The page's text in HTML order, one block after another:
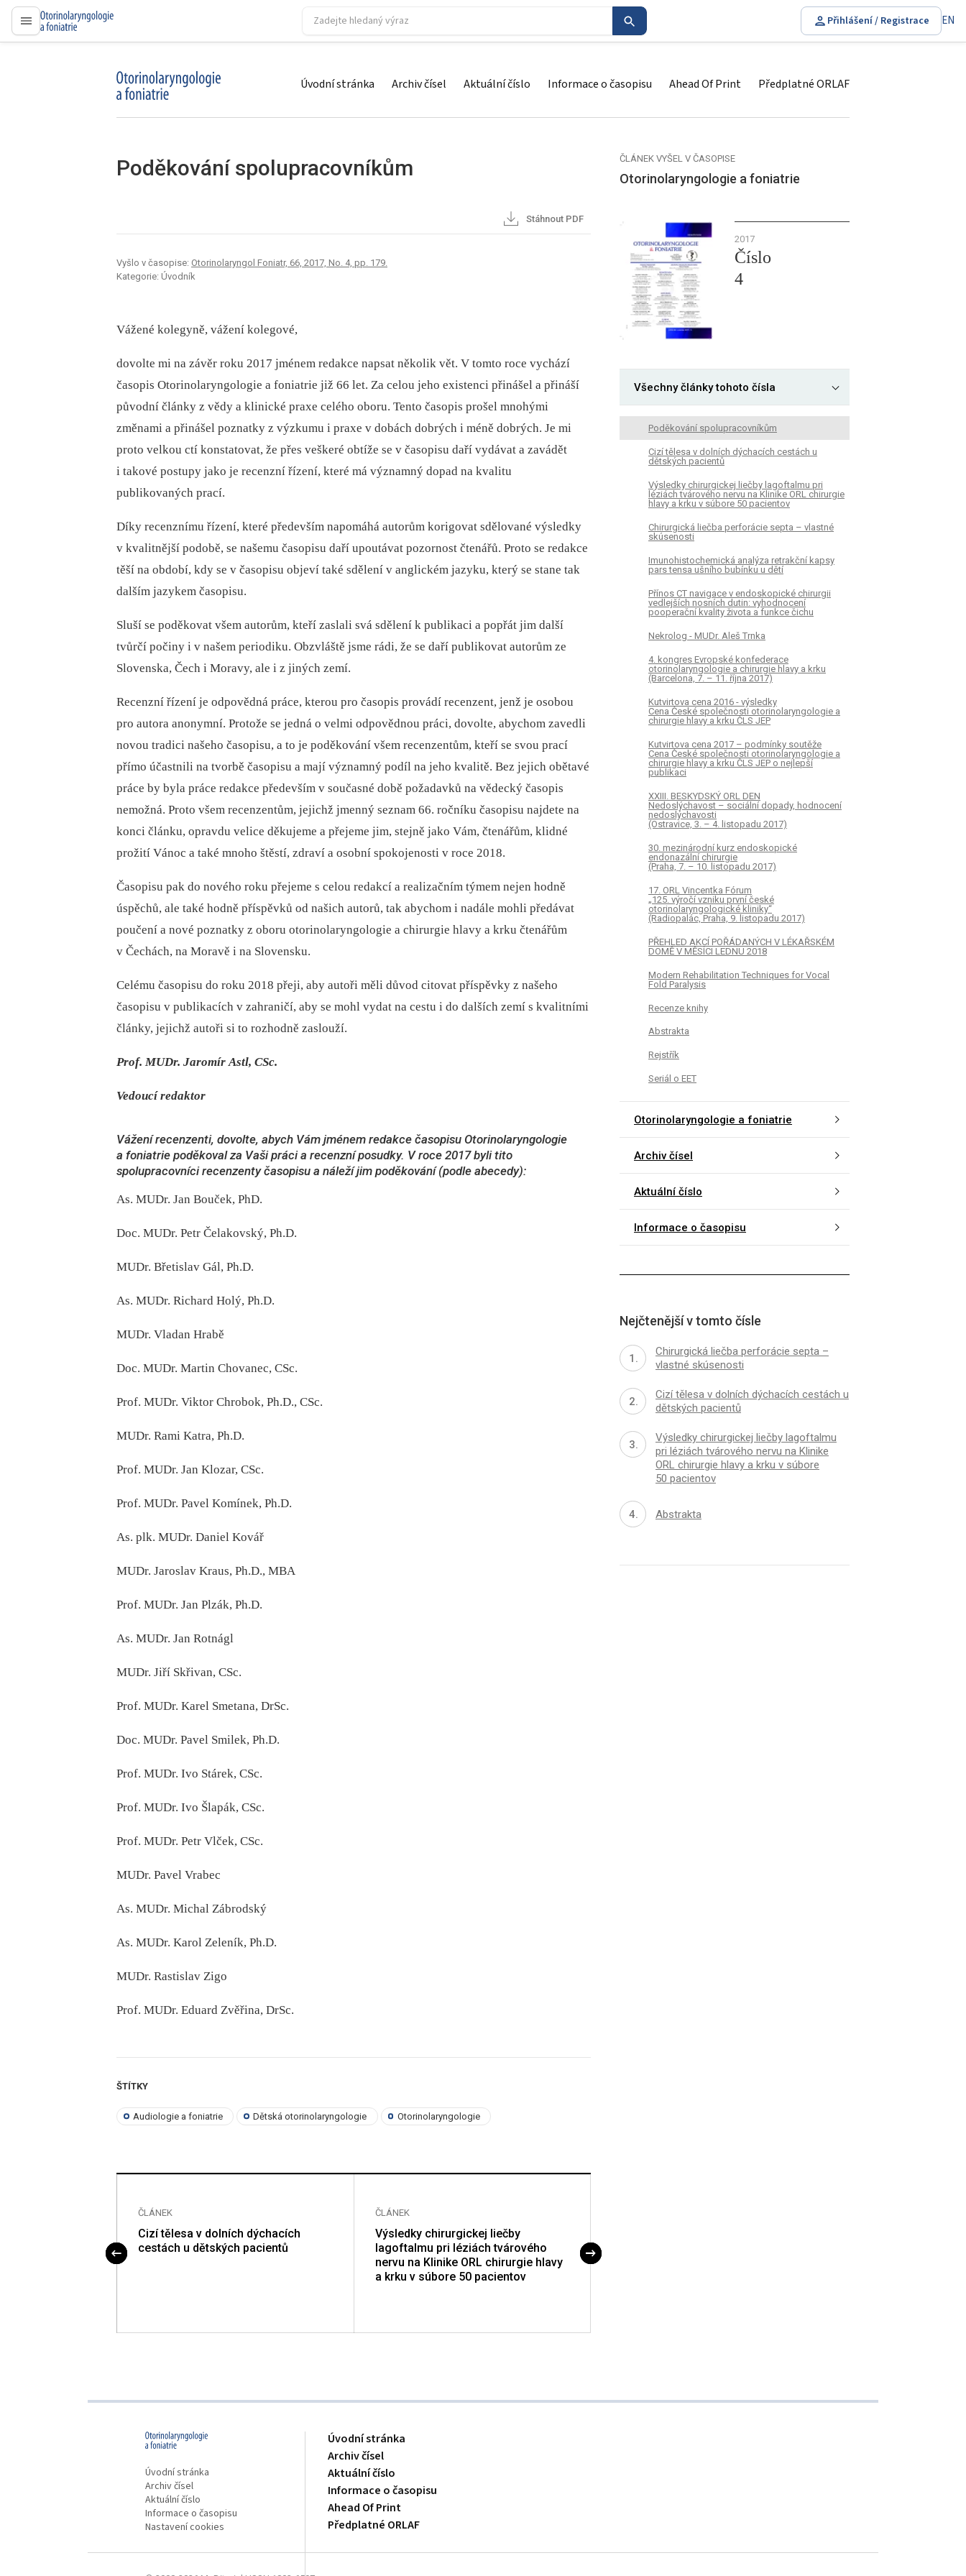
proLékaře.cz
Přihlášení / Registrace EN
proLékaře.cz Úvodní stránka Archiv čísel Aktuální číslo Informace o časopisu Ahead Of Print Předplatné ORLAF
Poděkování spolupracovníkům
Stáhnout PDF
Vyšlo v časopise: Otorinolaryngol Foniatr, 66, 2017, No. 4, pp. 179.
Kategorie: Úvodník
Vážené kolegyně, vážení kolegové,
dovolte mi na závěr roku 2017 jménem redakce napsat několik vět. V tomto roce vychází
časopis Otorinolaryngologie a foniatrie již 66 let. Za celou jeho existenci přinášel a přináší
původní články z vědy a klinické praxe celého oboru. Tento časopis prošel mnohými
změnami a přinášel poznatky z výzkumu i praxe v dobách dobrých i méně dobrých. Je mi
proto velkou ctí konstatovat, že přes veškeré obtíže se v časopisu daří vydávat a zavádět
i takové postupy jako je recenzní řízení, které má významný dopad na kvalitu
publikovaných prací.
Díky recenznímu řízení, které především napomáhá autorům korigovat sdělované výsledky
v kvalitnější podobě, se našemu časopisu daří upoutávat pozornost čtenářů. Proto se redakce
těší na období, kdy se v časopisu objeví také sdělení v anglickém jazyku, který se stane tak
dalším jazykem časopisu.
Sluší se poděkovat všem autorům, kteří zaslali svá sdělení k publikaci a popřát jim další
tvůrčí počiny i v našem periodiku. Obzvláště jsme rádi, že se daří publikovat autorům ze
Slovenska, Čech i Moravy, ale i z jiných zemí.
Recenzní řízení je odpovědná práce, kterou pro časopis provádí recenzent, jenž je osobou
pro autora anonymní. Protože se jedná o velmi odpovědnou práci, dovolte, abychom zavedli
novou tradici našeho časopisu, a to je poděkování všem recenzentům, kteří se svou prací
přímo účastnili na tvorbě časopisu a mají významný podíl na jeho kvalitě. Bez jejich obětavé
práce by byla práce redakce především v současné době požadavků na vědecký časopis
nemožná. Proto všem recenzentům, jejichž jmenný seznam 66. ročníku časopisu najdete na
konci článku, opravdu velice děkujeme a přejeme jim, stejně jako Vám, čtenářům, klidné
prožití Vánoc a také mnoho štěstí, zdraví a osobní spokojenosti v roce 2018.
Časopisu pak do nového roku přejeme s celou redakcí a realizačním týmem nejen hodně
úspěchů, ale také hodně příspěvků od našich autorů, tak abychom i nadále mohli předávat
poučení a nové poznatky z oboru otorinolaryngologie a chirurgie hlavy a krku čtenářům
v Čechách, na Moravě i na Slovensku.
Celému časopisu do roku 2018 přeji, aby autoři měli důvod citovat příspěvky z našeho
časopisu v publikacích v zahraničí, aby se mohl vydat na cestu i do dalších zemí s kvalitními
články, jejichž autoři si to rozhodně zaslouží.
Prof. MUDr. Jaromír Astl, CSc.
Vedoucí redaktor
Vážení recenzenti, dovolte, abych Vám jménem redakce časopisu Otorinolaryngologie
a foniatrie poděkoval za Vaši práci a recenzní posudky. V roce 2017 byli tito
spolupracovníci recenzenty časopisu a náleží jim poděkování (podle abecedy):
As. MUDr. Jan Bouček, PhD.
Doc. MUDr. Petr Čelakovský, Ph.D.
MUDr. Břetislav Gál, Ph.D.
As. MUDr. Richard Holý, Ph.D.
MUDr. Vladan Hrabě
Doc. MUDr. Martin Chovanec, CSc.
Prof. MUDr. Viktor Chrobok, Ph.D., CSc.
MUDr. Rami Katra, Ph.D.
Prof. MUDr. Jan Klozar, CSc.
Prof. MUDr. Pavel Komínek, Ph.D.
As. plk. MUDr. Daniel Kovář
MUDr. Jaroslav Kraus, Ph.D., MBA
Prof. MUDr. Jan Plzák, Ph.D.
As. MUDr. Jan Rotnágl
MUDr. Jiří Skřivan, CSc.
Prof. MUDr. Karel Smetana, DrSc.
Doc. MUDr. Pavel Smilek, Ph.D.
Prof. MUDr. Ivo Stárek, CSc.
Prof. MUDr. Ivo Šlapák, CSc.
Prof. MUDr. Petr Vlček, CSc.
MUDr. Pavel Vrabec
As. MUDr. Michal Zábrodský
As. MUDr. Karol Zeleník, Ph.D.
MUDr. Rastislav Zigo
Prof. MUDr. Eduard Zvěřina, DrSc.
ŠTÍTKY
Audiologie a foniatrie Dětská otorinolaryngologie Otorinolaryngologie
ČLÁNEK
Cizí tělesa v dolních dýchacích
cestách u dětských pacientů
ČLÁNEK
Výsledky chirurgickej liečby
lagoftalmu pri léziách tvárového
nervu na Klinike ORL chirurgie hlavy
a krku v súbore 50 pacientov
ČLÁNEK VYŠEL V ČASOPISE
Otorinolaryngologie a foniatrie
2017
Číslo
4
Všechny články tohoto čísla
Poděkování spolupracovníkům
Cizí tělesa v dolních dýchacích cestách u
dětských pacientů
Výsledky chirurgickej liečby lagoftalmu pri
léziách tvárového nervu na Klinike ORL chirurgie
hlavy a krku v súbore 50 pacientov
Chirurgická liečba perforácie septa – vlastné
skúsenosti
Imunohistochemická analýza retrakční kapsy
pars tensa ušního bubínku u dětí
Přínos CT navigace v endoskopické chirurgii
vedlejších nosních dutin: vyhodnocení
pooperační kvality života a funkce čichu
Nekrolog - MUDr. Aleš Trnka
4. kongres Evropské konfederace
otorinolaryngologie a chirurgie hlavy a krku
(Barcelona, 7. – 11. října 2017)
Kutvirtova cena 2016 - výsledky
Cena České společnosti otorinolaryngologie a
chirurgie hlavy a krku ČLS JEP
Kutvirtova cena 2017 – podmínky soutěže
Cena České společnosti otorinolaryngologie a
chirurgie hlavy a krku ČLS JEP o nejlepší
publikaci
XXIII. BESKYDSKÝ ORL DEN
Nedoslýchavost – sociální dopady, hodnocení
nedoslýchavosti
(Ostravice, 3. – 4. listopadu 2017)
30. mezinárodní kurz endoskopické
endonazální chirurgie
(Praha, 7. – 10. listopadu 2017)
17. ORL Vincentka Fórum
„125. výročí vzniku první české
otorinolaryngologické kliniky“
(Radiopalác, Praha, 9. listopadu 2017)
PŘEHLED AKCÍ POŘÁDANÝCH V LÉKAŘSKÉM
DOMĚ V MĚSÍCI LEDNU 2018
Modern Rehabilitation Techniques for Vocal
Fold Paralysis
Recenze knihy
Abstrakta
Rejstřík
Seriál o EET
Otorinolaryngologie a foniatrie
Archiv čísel
Aktuální číslo
Informace o časopisu
Nejčtenější v tomto čísle
Chirurgická liečba perforácie septa –
vlastné skúsenosti
Cizí tělesa v dolních dýchacích cestách u
dětských pacientů
Výsledky chirurgickej liečby lagoftalmu
pri léziách tvárového nervu na Klinike
ORL chirurgie hlavy a krku v súbore
50 pacientov
Abstrakta
Úvodní stránka
Archiv čísel
Aktuální číslo
Informace o časopisu
Nastavení cookies
Úvodní stránka
Archiv čísel
Aktuální číslo
Informace o časopisu
Ahead Of Print
Předplatné ORLAF